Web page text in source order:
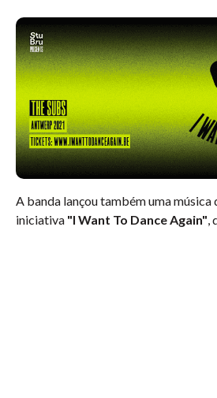
A banda lançou também uma música
iniciativa "I Want To Dance Again",